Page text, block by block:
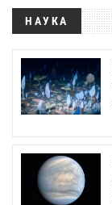
НАУКА